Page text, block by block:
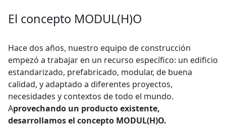
El concepto MODUL(H)O
Hace dos años, nuestro equipo de construcción
empezó a trabajar en un recurso específico: un edificio
estandarizado, prefabricado, modular, de buena
calidad, y adaptado a diferentes proyectos,
necesidades y contextos de todo el mundo.
Aprovechando un producto existente,
desarrollamos el concepto MODUL(H)O.